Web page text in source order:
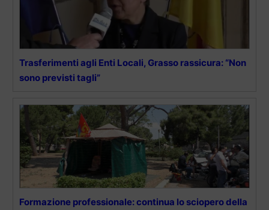
Trasferimenti agli Enti Locali, Grasso rassicura: “Non
sono previsti tagli”
Formazione professionale: continua lo sciopero della